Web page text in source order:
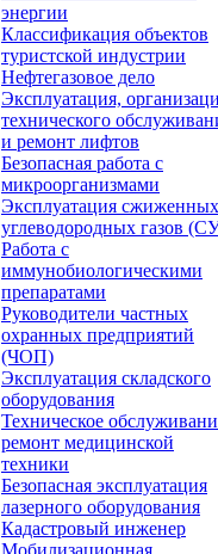
энергии
Классификация объектов
туристской индустрии
Нефтегазовое дело
Эксплуатация,
технического
и ремонт лифтов
Безопасная работа с
микроорганизмами
Эксплуатация сжиженных
углеводородных газов
Работа с
иммунобиологическими
препаратами
Руководители частных
охранных предприятий
(ЧОП)
Эксплуатация складского
оборудования
Техническое
ремонт медицинской
техники
Безопасная эксплуатация
лазерного оборудования
Кадастровый инженер
Мобилизационная